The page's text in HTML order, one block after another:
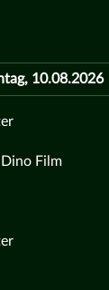
10.08.2026
Film